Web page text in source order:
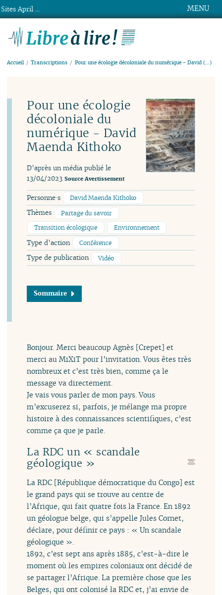
MENU
Accueil Transcriptions Pour une écologie décoloniale du numérique - David (…)
Pour une écologie
décoloniale du
numérique - David
Maenda Kithoko
D’après un média publié le
13/04/2023 Source Avertissement
Personne·s David Maenda Kithoko
Thèmes
Partage du savoir
Transition écologique
Environnement
Type d’action Conférence
Type de publication Vidéo
Sommaire
Bonjour. Merci beaucoup Agnès [Crepet] et
merci au MiXiT pour l’invitation. Vous êtes très
nombreux et c’est très bien, comme ça le
message va directement.
Je vais vous parler de mon pays. Vous
m’excuserez si, parfois, je mélange ma propre
histoire à des connaissances scientifiques, c’est
comme ça que je parle.
La RDC un « scandale
géologique »
La RDC [République démocratique du Congo] est
le grand pays qui se trouve au centre de
l’Afrique, qui fait quatre fois la France. En 1892
un géologue belge, qui s’appelle Jules Cornet,
déclare, pour définir ce pays : « Un scandale
géologique ».
1892, c’est sept ans après 1885, c’est-à-dire le
moment où les empires coloniaux ont décidé de
se partager l’Afrique. La première chose que les
Belges, qui ont colonisé la RDC et, j’ai envie de
Sites April ...